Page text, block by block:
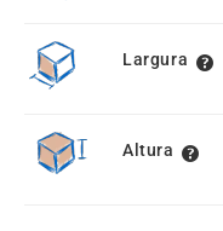
Largura
Altura